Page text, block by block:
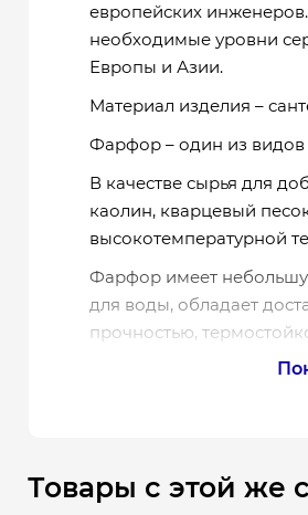
европейских
необходимые уровни
Европы и Азии.
Материал изделия –
Фарфор – один из видов
В качестве сырья для
каолин, кварцевый
высокотемпературной
Фарфор имеет
для воды, обладает
прочностью,
Товары с этой же